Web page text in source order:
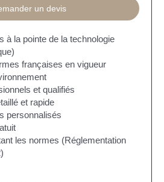
un devis
à la pointe de la technologie
françaises en vigueur
et qualifiés
et rapide
personnalisés
les normes (Réglementation